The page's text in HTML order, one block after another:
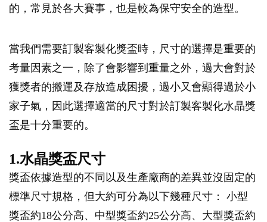
的，常見於各大賽事，也是較為保守安全的造型。
當我們需要訂製客製化獎盃時，尺寸的選擇是重要的
考量因素之一，除了會影響到重量之外，過大會對於
獲獎者的搬運及存放造成困擾，過小又會顯得過於小
家子氣，因此選擇適當的尺寸對於訂製客製化水晶獎
盃是十分重要的。
1.水晶獎盃尺寸
獎盃依據造型的不同以及生產廠商的差異並沒固定的
標準尺寸規格，但大約可分為以下幾種尺寸： 小型
獎盃約18公分高、中型獎盃約25公分高、大型獎盃約